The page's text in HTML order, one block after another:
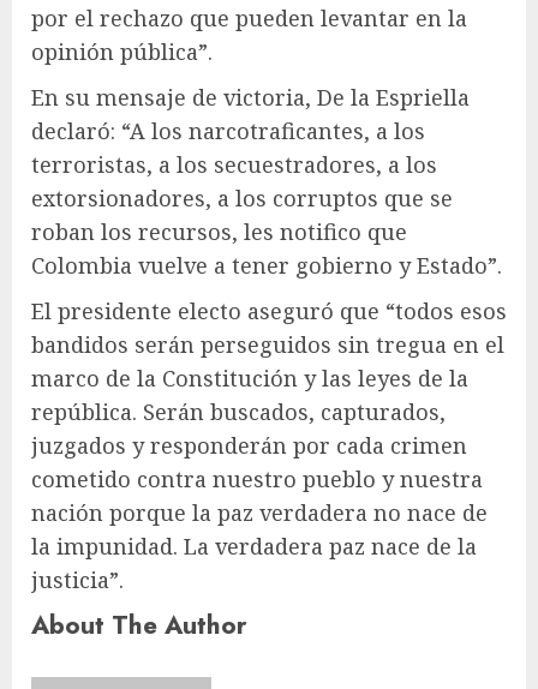
por el rechazo que pueden levantar en la
opinión pública”.
En su mensaje de victoria, De la Espriella
declaró: “A los narcotraficantes, a los
terroristas, a los secuestradores, a los
extorsionadores, a los corruptos que se
roban los recursos, les notifico que
Colombia vuelve a tener gobierno y Estado”.
El presidente electo aseguró que “todos esos
bandidos serán perseguidos sin tregua en el
marco de la Constitución y las leyes de la
república. Serán buscados, capturados,
juzgados y responderán por cada crimen
cometido contra nuestro pueblo y nuestra
nación porque la paz verdadera no nace de
la impunidad. La verdadera paz nace de la
justicia”.
About The Author